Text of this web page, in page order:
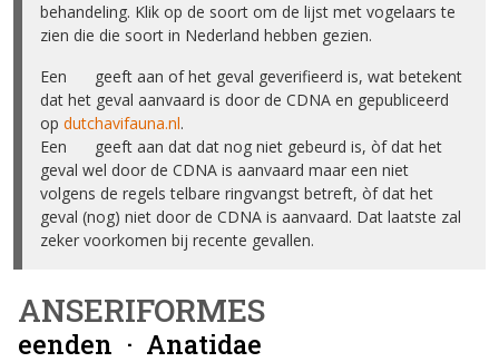
behandeling. Klik op de soort om de lijst met vogelaars te
zien die die soort in Nederland hebben gezien.
Een ✅ geeft aan of het geval geverifieerd is, wat betekent
dat het geval aanvaard is door de CDNA en gepubliceerd
op dutchavifauna.nl.
Een ❌ geeft aan dat dat nog niet gebeurd is, òf dat het
geval wel door de CDNA is aanvaard maar een niet
volgens de regels telbare ringvangst betreft, òf dat het
geval (nog) niet door de CDNA is aanvaard. Dat laatste zal
zeker voorkomen bij recente gevallen.
ANSERIFORMES
eenden · Anatidae